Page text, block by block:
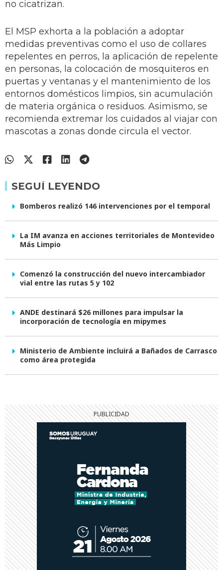
no cicatrizan.
El MSP exhorta a la población a adoptar
medidas preventivas como el uso de collares
repelentes en perros, la aplicación de repelente
en personas, la colocación de mosquiteros en
puertas y ventanas y el mantenimiento de los
entornos domésticos limpios, sin acumulación
de materia orgánica o residuos. Asimismo, se
recomienda extremar los cuidados al viajar con
mascotas a zonas donde circula el vector.
SEGUÍ LEYENDO
Bomberos realizó 146 intervenciones por el temporal
La IM avanza en acciones territoriales de Montevideo
Más Limpio
Comenzó la construcción del nuevo intercambiador
vial entre las rutas 5 y 102
ANDE destinará $26 millones para impulsar la
incorporación de tecnología en mipymes
Ministerio de Ambiente incluirá a Bañados de Carrasco
como área protegida